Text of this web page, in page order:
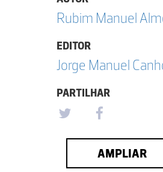
Rubim Manuel
EDITOR
Jorge Manuel
PARTILHAR
AMPLIAR